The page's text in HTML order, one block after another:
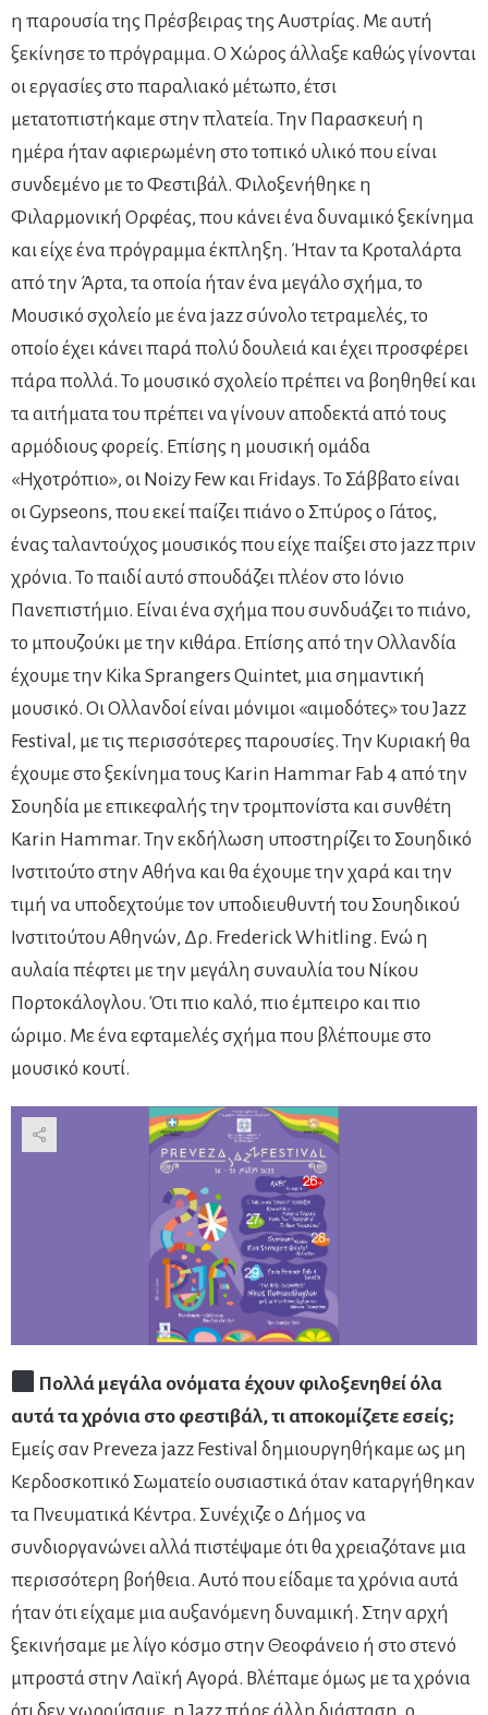
η παρουσία της Πρέσβειρας της Αυστρίας. Με αυτή
ξεκίνησε το πρόγραμμα. Ο Χώρος άλλαξε καθώς γίνονται
οι εργασίες στο παραλιακό μέτωπο, έτσι
μετατοπιστήκαμε στην πλατεία. Την Παρασκευή η
ημέρα ήταν αφιερωμένη στο τοπικό υλικό που είναι
συνδεμένο με το Φεστιβάλ. Φιλοξενήθηκε η
Φιλαρμονική Ορφέας, που κάνει ένα δυναμικό ξεκίνημα
και είχε ένα πρόγραμμα έκπληξη. Ήταν τα Κροταλάρτα
από την Άρτα, τα οποία ήταν ένα μεγάλο σχήμα, το
Μουσικό σχολείο με ένα jazz σύνολο τετραμελές, το
οποίο έχει κάνει παρά πολύ δουλειά και έχει προσφέρει
πάρα πολλά. Το μουσικό σχολείο πρέπει να βοηθηθεί και
τα αιτήματα του πρέπει να γίνουν αποδεκτά από τους
αρμόδιους φορείς. Επίσης η μουσική ομάδα
«Ηχoτρόπιο», οι Noizy Few και Fridays. Το Σάββατο είναι
οι Gypseons, που εκεί παίζει πιάνο ο Σπύρος ο Γάτος,
ένας ταλαντούχος μουσικός που είχε παίξει στο jazz πριν
χρόνια. Το παιδί αυτό σπουδάζει πλέον στο Ιόνιο
Πανεπιστήμιο. Είναι ένα σχήμα που συνδυάζει το πιάνο,
το μπουζούκι με την κιθάρα. Επίσης από την Ολλανδία
έχουμε την Kika Sprangers Quintet, μια σημαντική
μουσικό. Οι Ολλανδοί είναι μόνιμοι «αιμοδότες» του Jazz
Festival, με τις περισσότερες παρουσίες. Την Κυριακή θα
έχουμε στο ξεκίνημα τους Karin Hammar Fab 4 από την
Σουηδία με επικεφαλής την τρομπονίστα και συνθέτη
Karin Hammar. Την εκδήλωση υποστηρίζει το Σουηδικό
Ινστιτούτο στην Αθήνα και θα έχουμε την χαρά και την
τιμή να υποδεχτούμε τον υποδιευθυντή του Σουηδικού
Ινστιτούτου Αθηνών, Δρ. Frederick Whitling. Ενώ η
αυλαία πέφτει με την μεγάλη συναυλία του Νίκου
Πορτοκάλογλου. Ότι πιο καλό, πιο έμπειρο και πιο
ώριμο. Με ένα εφταμελές σχήμα που βλέπουμε στο
μουσικό κουτί.
Πολλά μεγάλα ονόματα έχουν φιλοξενηθεί όλα
αυτά τα χρόνια στο φεστιβάλ, τι αποκομίζετε εσείς;
Εμείς σαν Preveza jazz Festival δημιουργηθήκαμε ως μη
Κερδοσκοπικό Σωματείο ουσιαστικά όταν καταργήθηκαν
τα Πνευματικά Κέντρα. Συνέχιζε ο Δήμος να
συνδιοργανώνει αλλά πιστέψαμε ότι θα χρειαζότανε μια
περισσότερη βοήθεια. Αυτό που είδαμε τα χρόνια αυτά
ήταν ότι είχαμε μια αυξανόμενη δυναμική. Στην αρχή
ξεκινήσαμε με λίγο κόσμο στην Θεοφάνειο ή στο στενό
μπροστά στην Λαϊκή Αγορά. Βλέπαμε όμως με τα χρόνια